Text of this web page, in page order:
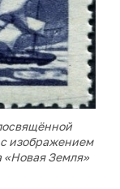
изображением
«Новая Земля»